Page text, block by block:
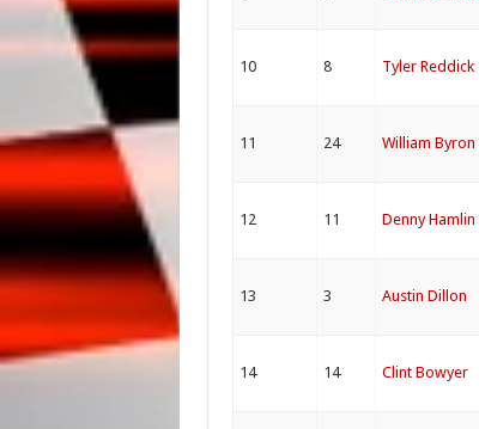
10 8 Tyler Reddick
11 24 William Byron
12 11 Denny Hamlin
13 3 Austin Dillon
14 14 Clint Bowyer